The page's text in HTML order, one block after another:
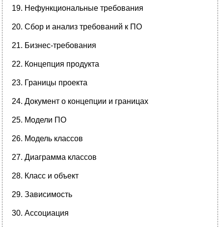
Нефункциональные требования
Сбор и анализ требований к ПО
Бизнес-требования
Концепция продукта
Границы проекта
Документ о концепции и границах
Модели ПО
Модель классов
Диаграмма классов
Класс и объект
Зависимость
Ассоциация